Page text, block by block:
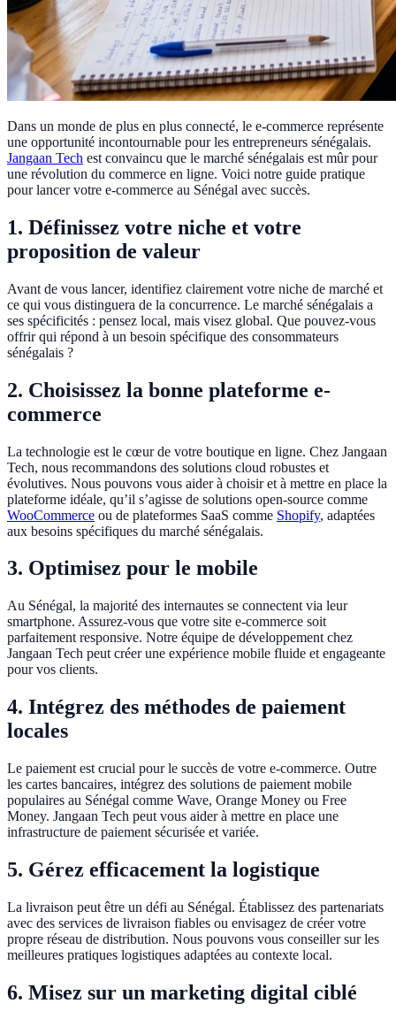
Dans un monde de plus en plus connecté, le e-commerce représente
une opportunité incontournable pour les entrepreneurs sénégalais.
Jangaan Tech est convaincu que le marché sénégalais est mûr pour
une révolution du commerce en ligne. Voici notre guide pratique
pour lancer votre e-commerce au Sénégal avec succès.
1. Définissez votre niche et votre
proposition de valeur
Avant de vous lancer, identifiez clairement votre niche de marché et
ce qui vous distinguera de la concurrence. Le marché sénégalais a
ses spécificités : pensez local, mais visez global. Que pouvez-vous
offrir qui répond à un besoin spécifique des consommateurs
sénégalais ?
2. Choisissez la bonne plateforme e-
commerce
La technologie est le cœur de votre boutique en ligne. Chez Jangaan
Tech, nous recommandons des solutions cloud robustes et
évolutives. Nous pouvons vous aider à choisir et à mettre en place la
plateforme idéale, qu’il s’agisse de solutions open-source comme
WooCommerce ou de plateformes SaaS comme Shopify, adaptées
aux besoins spécifiques du marché sénégalais.
3. Optimisez pour le mobile
Au Sénégal, la majorité des internautes se connectent via leur
smartphone. Assurez-vous que votre site e-commerce soit
parfaitement responsive. Notre équipe de développement chez
Jangaan Tech peut créer une expérience mobile fluide et engageante
pour vos clients.
4. Intégrez des méthodes de paiement
locales
Le paiement est crucial pour le succès de votre e-commerce. Outre
les cartes bancaires, intégrez des solutions de paiement mobile
populaires au Sénégal comme Wave, Orange Money ou Free
Money. Jangaan Tech peut vous aider à mettre en place une
infrastructure de paiement sécurisée et variée.
5. Gérez efficacement la logistique
La livraison peut être un défi au Sénégal. Établissez des partenariats
avec des services de livraison fiables ou envisagez de créer votre
propre réseau de distribution. Nous pouvons vous conseiller sur les
meilleures pratiques logistiques adaptées au contexte local.
6. Misez sur un marketing digital ciblé